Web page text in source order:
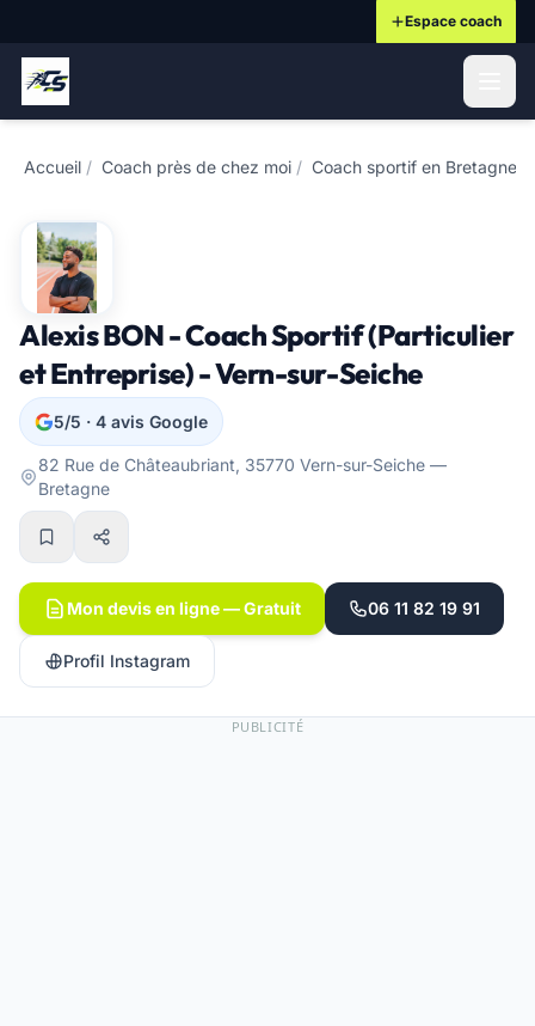
Espace coach
Accueil / Coach près de chez moi / Coach sportif en Bretagne
Alexis BON - Coach Sportif (Particulier
et Entreprise) - Vern-sur-Seiche
5/5 · 4 avis Google
82 Rue de Châteaubriant, 35770 Vern-sur-Seiche —
Bretagne
Mon devis en ligne — Gratuit 06 11 82 19 91
Profil Instagram
PUBLICITÉ